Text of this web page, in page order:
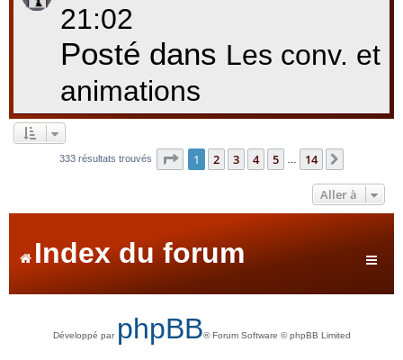
21:02
Posté dans Les conv. et
animations
333 résultats trouvés Page 1sur14
1 2 3 4 5 14
Aller à
Index du forum
Développé par phpBB® Forum Software © phpBB Limited